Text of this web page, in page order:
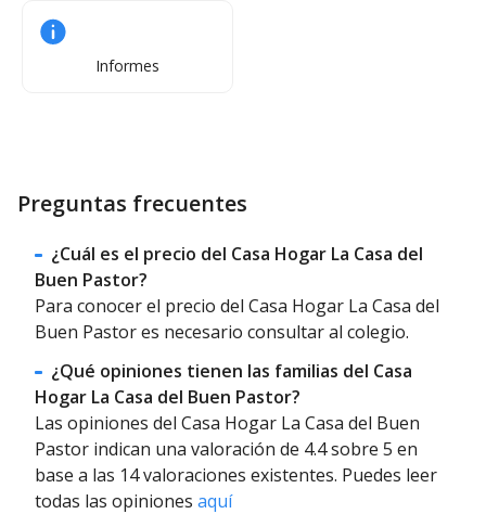
Informes
Preguntas frecuentes
¿Cuál es el precio del Casa Hogar La Casa del
Buen Pastor?
Para conocer el precio del Casa Hogar La Casa del
Buen Pastor es necesario consultar al colegio.
¿Qué opiniones tienen las familias del Casa
Hogar La Casa del Buen Pastor?
Las opiniones del Casa Hogar La Casa del Buen
Pastor indican una valoración de 4.4 sobre 5 en
base a las 14 valoraciones existentes. Puedes leer
todas las opiniones aquí